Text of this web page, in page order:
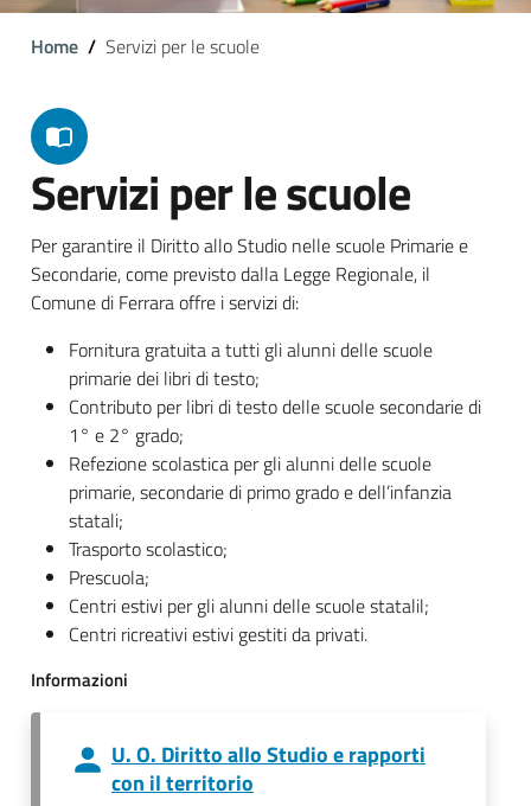
Home Servizi per le scuole
Servizi per le scuole
Per garantire il Diritto allo Studio nelle scuole Primarie e
Secondarie, come previsto dalla Legge Regionale, il
Comune di Ferrara offre i servizi di:
Fornitura gratuita a tutti gli alunni delle scuole
primarie dei libri di testo;
Contributo per libri di testo delle scuole secondarie di
1° e 2° grado;
Refezione scolastica per gli alunni delle scuole
primarie, secondarie di primo grado e dell’infanzia
statali;
Trasporto scolastico;
Prescuola;
Centri estivi per gli alunni delle scuole statalil;
Centri ricreativi estivi gestiti da privati.
Informazioni
U. O. Diritto allo Studio e rapporti
con il territorio